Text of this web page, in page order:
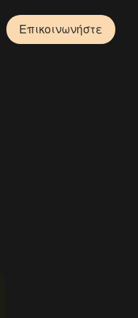
Επικοινωνήστε